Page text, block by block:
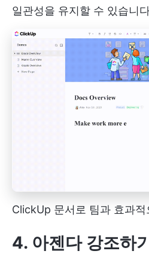
일관성을 유지할 수 있습니
ClickUp 문서로 팀과 효과적
4. 아젠다 강조하